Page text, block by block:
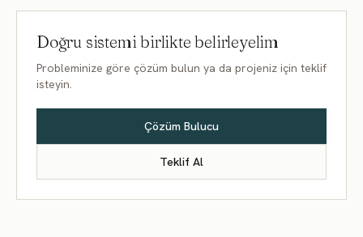
Doğru sistemi birlikte belirleyelim
Probleminize göre çözüm bulun ya da projeniz için teklif
isteyin.
Çözüm Bulucu
Teklif Al